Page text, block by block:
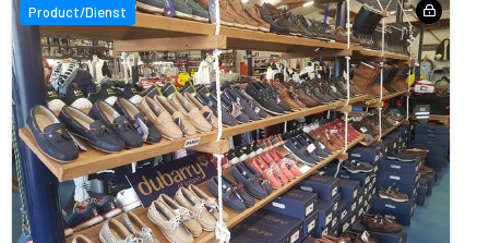
Product/Dienst